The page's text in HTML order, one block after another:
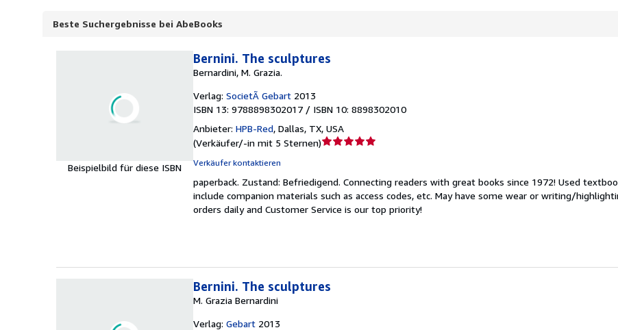
Beste Suchergebnisse bei AbeBooks
Beispielbild für diese ISBN
Bernini. The sculptures
Bernardini, M. Grazia.
Verlag: SocietÃ Gebart 2013
ISBN 13: 9788898302017 / ISBN 10: 8898302010
Anbieter: HPB-Red, Dallas, TX, USA
(Verkäufer/-in mit 5 Sternen)Verkäuferbewertung
5
Sternen
Verkäufer kontaktieren
paperback. Zustand: Befriedigend. Connecting readers with great books since 1972! Used
include companion materials such as access codes, etc. May have some wear or writing/
orders daily and Customer Service is our top priority!
Bernini. The sculptures
M. Grazia Bernardini
Verlag: Gebart 2013